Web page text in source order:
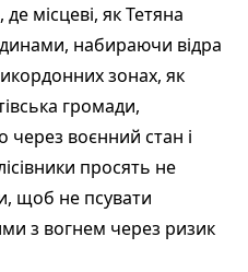
місцеві, як Тетяна
набираючи відра
зонах, як
громади,
через воєнний стан і
просять не
щоб не псувати
з вогнем через ризик